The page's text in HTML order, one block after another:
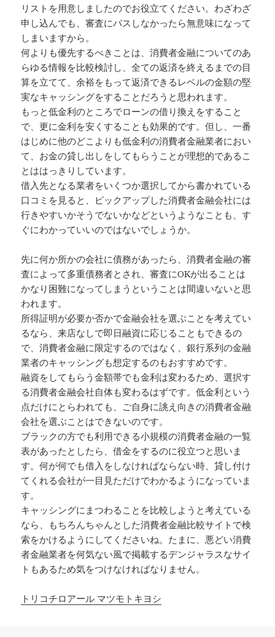
リストを用意しましたのでお役立てください。わざわざ
申し込んでも、審査にパスしなかったら無意味になって
しまいますから。
何よりも優先するべきことは、消費者金融についてのあ
らゆる情報を比較検討し、全ての返済を終えるまでの目
算を立てて、余裕をもって返済できるレベルの金額の堅
実なキャッシングをすることだろうと思われます。
もっと低金利のところでローンの借り換えをすること
で、更に金利を安くすることも効果的です。但し、一番
はじめに他のどこよりも低金利の消費者金融業者におい
て、お金の貸し出しをしてもらうことが理想的であるこ
とははっきりしています。
借入先となる業者をいくつか選択してから書かれている
口コミを見ると、ピックアップした消費者金融会社には
行きやすいかそうでないかなどというようなことも、す
ぐにわかっていいのではないでしょうか。
先に何か所かの会社に債務があったら、消費者金融の審
査によって多重債務者とされ、審査にOKが出ることは
かなり困難になってしまうということは間違いないと思
われます。
所得証明が必要か否かで金融会社を選ぶことを考えてい
るなら、来店なしで即日融資に応じることもできるの
で、消費者金融に限定するのではなく、銀行系列の金融
業者のキャッシングも想定するのもおすすめです。
融資をしてもらう金額帯でも金利は変わるため、選択す
る消費者金融会社自体も変わるはずです。低金利という
点だけにとらわれても、ご自身に誂え向きの消費者金融
会社を選ぶことはできないのです。
ブラックの方でも利用できる小規模の消費者金融の一覧
表があったとしたら、借金をするのに役立つと思いま
す。何が何でも借入をしなければならない時、貸し付け
てくれる会社が一目見ただけでわかるようになっていま
す。
キャッシングにまつわることを比較しようと考えている
なら、もちろんちゃんとした消費者金融比較サイトで検
索をかけるようにしてくださいね。たまに、悪どい消費
者金融業者を何気ない風で掲載するデンジャラスなサイ
トもあるため気をつけなければなりません。
トリコチロアール マツモトキヨシ